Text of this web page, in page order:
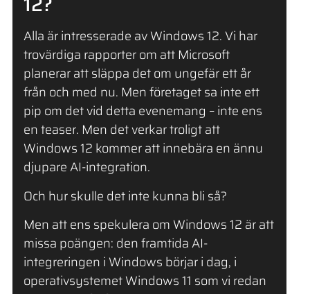
Alla är intresserade av Windows 12. Vi har
trovärdiga rapporter om att Microsoft
planerar att släppa det om ungefär ett år
från och med nu. Men företaget sa inte ett
pip om det vid detta evenemang – inte ens
en teaser. Men det verkar troligt att
Windows 12 kommer att innebära en ännu
djupare AI-integration.
Och hur skulle det inte kunna bli så?
Men att ens spekulera om Windows 12 är att
missa poängen: den framtida AI-
integreringen i Windows börjar i dag, i
operativsystemet Windows 11 som vi redan